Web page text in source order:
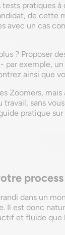
tests pratiques
de cette
avec un cas
? Proposer
par exemple,
ainsi que
Zoomers,
travail, sans
pratique sur
dans un
Il est donc
et fluide que